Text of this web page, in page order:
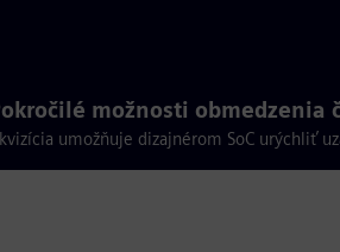
možnosti obmedzenia
umožňuje dizajnérom SoC urýchliť